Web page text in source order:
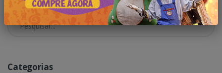
Pesquisar no Blog
Categorias